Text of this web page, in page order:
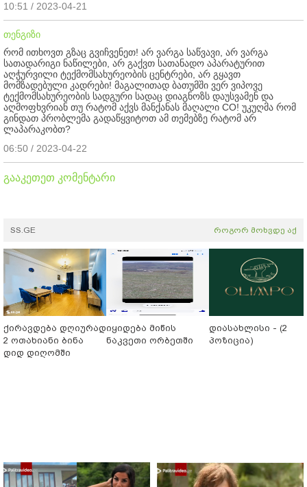
10:51 / 2023-04-21
თენგიზი
რომ ითხოვთ გზაც გვიჩვენეთ! არ ვარგა საწვავი, არ ვარგა
სათადარიგი ნაწილები, არ გაქვთ სათანადო აპარატურით
აღჭურვილი ტექმომსახურეობის ცენტრები, არ გყავთ
მომზადებული კადრები! მაგალითად ბათუმში ვერ ვიპოვე
ტექმომსახურეობის სადგური სადაც დიაგნოზს დაუსვამენ და
აღმოფხვრიან თუ რატომ აქვს მანქანას მაღალი CO! უკუღმა რომ
გინდათ პრობლემა გადაწყვიტოთ ამ თემებზე რატომ არ
ლაპარაკობთ?
06:50 / 2023-04-22
გააკეთეთ კომენტარი
SS.GE როგორ მოხვდე აქ
ქირავდება დღიურად
2 ოთახიანი ბინა
დიდ დიღომში
იყიდება მიწის
ნაკვეთი ორბეთში
დიასახლისი - (2
პოზიცია)